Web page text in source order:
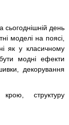
сьогоднішній день
моделі на поясі,
як у класичному
модні ефекти
декорування
структуру